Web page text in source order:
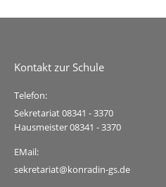
Kontakt zur Schule
Telefon:
Sekretariat 08341 - 3370
Hausmeister 08341 - 3370
EMail:
sekretariat@konradin-gs.de